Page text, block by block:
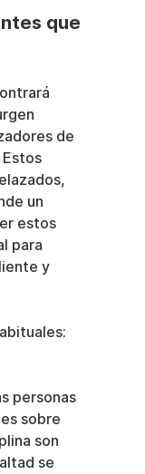
que
de
un
estos
para
y
personas
sobre
son
se